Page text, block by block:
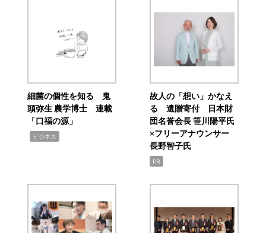
細菌の個性を知る 鬼
頭弥生 農学博士 連載
「口福の源」
ビジネス
故人の「想い」かなえ
る 遺贈寄付 日本財
団名誉会長 笹川陽平氏
×フリーアナウンサー
長野智子氏
PR